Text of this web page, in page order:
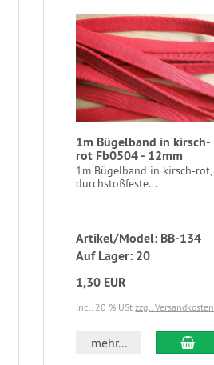
1m Bügelband in kirsch-
rot Fb0504 - 12mm
1m Bügelband in kirsch-rot,
durchstoßfeste...
Artikel/Model: BB-134
Auf Lager: 20
1,30 EUR
incl. 20 % UStzzgl. Versandkosten
mehr...